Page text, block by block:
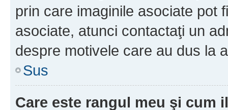
prin care imaginile asociate pot
asociate, atunci contactaţi un
despre motivele care au dus la
Sus
Care este rangul meu şi cum